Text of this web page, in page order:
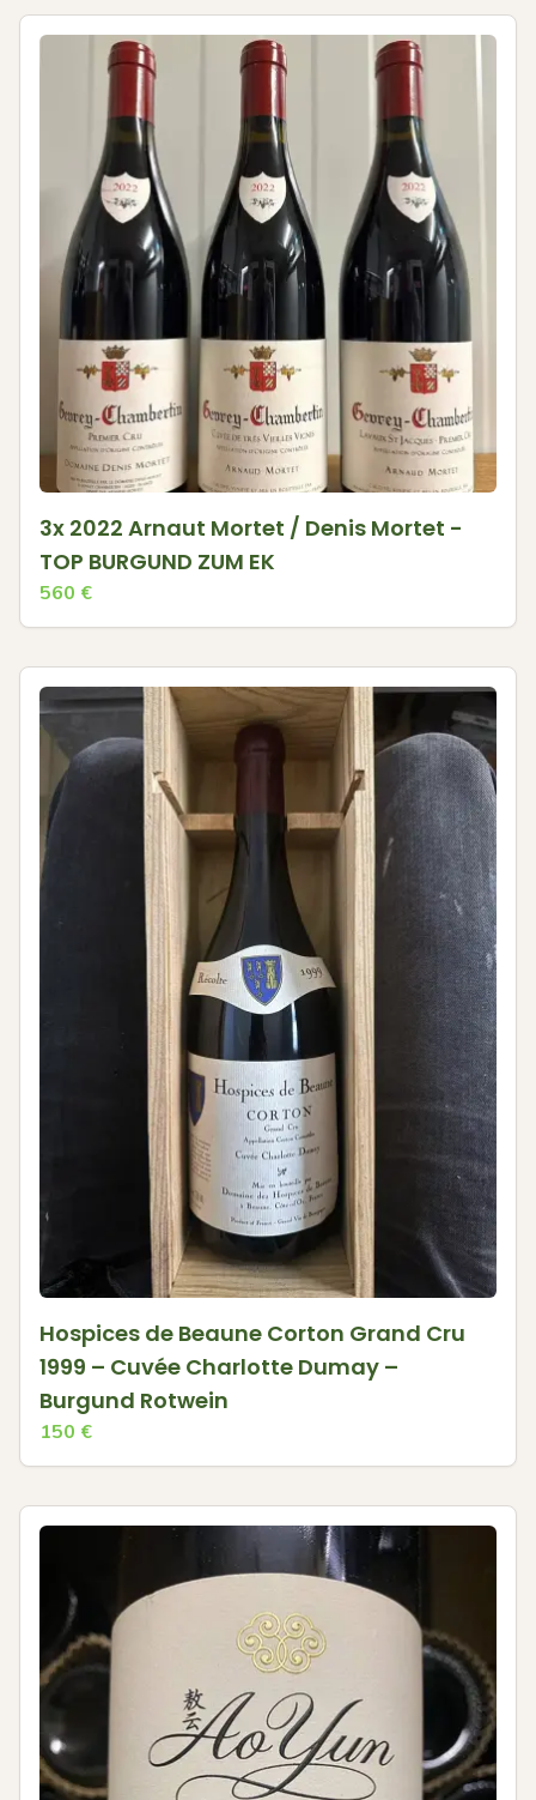
3x 2022 Arnaut Mortet / Denis Mortet -
TOP BURGUND ZUM EK
560 €
Hospices de Beaune Corton Grand Cru
1999 – Cuvée Charlotte Dumay –
Burgund Rotwein
150 €